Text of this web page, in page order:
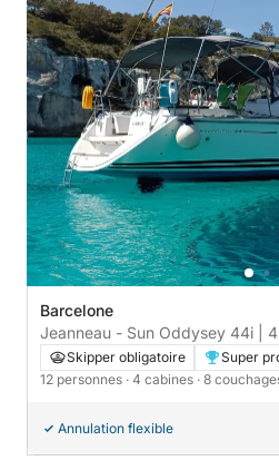
Barcelone
Jeanneau - Sun Oddysey 44i |
Skipper obligatoire Super
12 personnes · 4 cabines · 8
Annulation flexible